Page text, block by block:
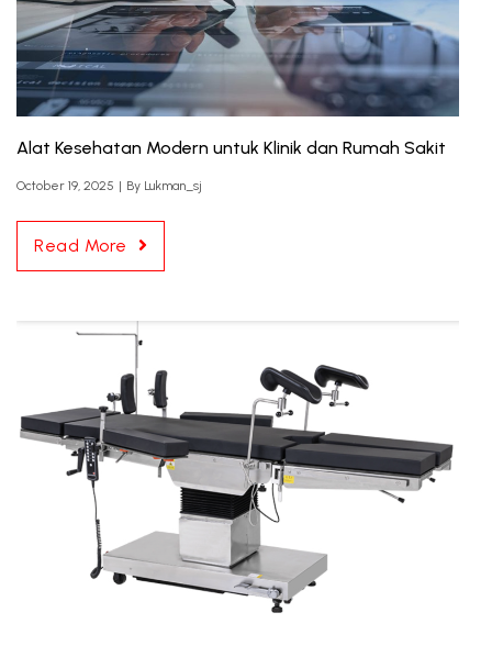
Alat Kesehatan Modern untuk Klinik dan Rumah Sakit
October 19, 2025 | By Lukman_sj
Read More